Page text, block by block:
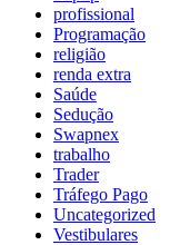
profissional
Programação
religião
renda extra
Saúde
Sedução
Swapnex
trabalho
Trader
Tráfego Pago
Uncategorized
Vestibulares